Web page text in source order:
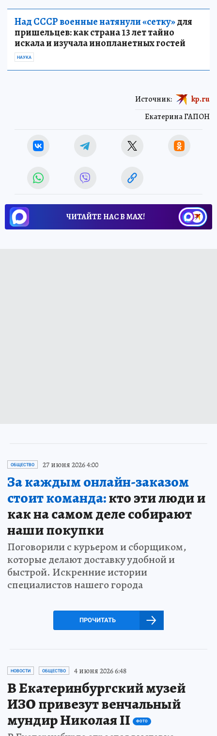
Над СССР военные натянули «сетку»для
пришельцев: как страна 13 лет тайно
искала и изучала инопланетных гостей
НАУКА
Екатерина ГАПОН
Источник: kp.ru
ЧИТАЙТЕ НАС В МАХ!
ОБЩЕСТВО 27 июня 2026 4:00
За каждым онлайн-заказом
стоит команда:кто эти люди и
как на самом деле собирают
наши покупки
Поговорили с курьером и сборщиком,
которые делают доставку удобной и
быстрой. Искренние истории
специалистов нашего города
ПРОЧИТАТЬ
НОВОСТИ ОБЩЕСТВО 4 июня 2026 6:48
В Екатеринбургский музей
ИЗО привезут венчальный
мундир Николая II
ФОТО